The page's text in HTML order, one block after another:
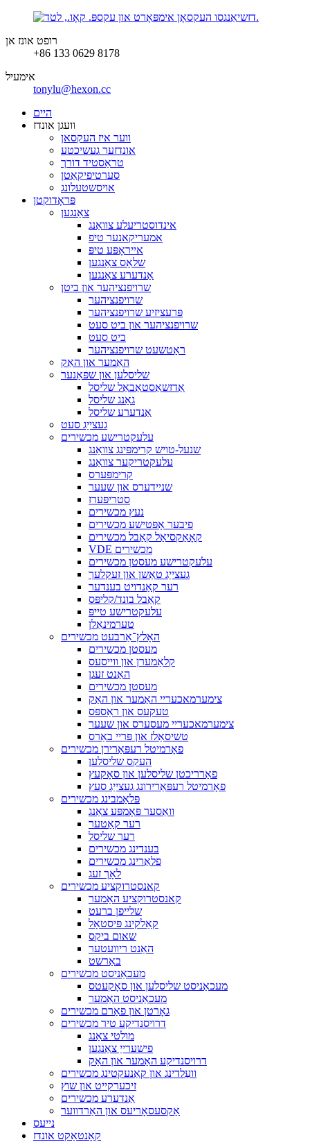
רופט אונז אן
+86 133 0629 8178
אימעיל
tonylu@hexon.cc
היים
וועגן אונדז
ווער איז העקסאן
אונדזער געשיכטע
טראַסטיד דורך
סערטיפיקאַטן
אויסשטעלונג
פּראָדוקטן
צאַנגען
אינדוסטריעלע צוואַנג
אמעריקאנער טיפ
אייראָפּע טיפּ
שלאָס צאַנגען
אַנדערע צאַנגען
שרויפנציהער און ביטן
שרויפנציהער
פּרעציזיע שרויפנציהער
שרויפנציהער און ביט סעט
ביט סעט
ראַטשעט שרויפנציהער
האַמער און האַק
שליסלען און שפּאַנער
אַדזשאַסטאַבאַל שליסל
גאַנג שליסל
אַנדערע שליסל
געצייַג סעט
עלעקטרישע מכשירים
שנעל-טויש קרימפּינג צוואַנג
עלעקטריקער צוואַנג
קרימפּערס
שניידערס און שעער
סטריפּערז
נעץ מכשירים
פיבער אָפּטישע מכשירים
קאָאַקסיאַל קאַבל מכשירים
VDE מכשירים
עלעקטרישע מעסטן מכשירים
געצייַג טאַשן און זעקלעך
רער קאַנדויט בענדער
קאַבל בונד/קליפּס
עלעקטרישע טייפּ
טערמינאַלן
האָלץ־אַרבעט מכשירים
מעסטן מכשירים
קלאַמערן און ווייסעס
האַנט זעגן
מעסטן מכשירים
צימערמאכעריי האַמער און האַק
טעקעס און ראַספּס
צימערמאכעריי מעסערס און שעער
טשיסאַלז און פּריי באַרס
פאָרמיטל רעפּאַרירן מכשירים
העקס שליסלען
פאַרריכטן שליסלען און סאָקעץ
פאָרמיטל רעפּאַרירונג געצייַג סעץ
פּלאַמבינג מכשירים
וואַסער פּאָמפּע צאַנג
רער קאַטער
רער שליסל
בענדינג מכשירים
פלאַרינג מכשירים
לאָך זעג
קאנסטרוקציע מכשירים
קאנסטרוקציע האַמער
שלייפן ברעט
קאַלקינג פּיסטאָל
שאום ביקס
האַנט ריוועטער
באַרשט
מעכאַניסט מכשירים
מעכאַניסט שליסלען און סאָקעטס
מעכאַניסט האַמער
גאָרטן און פאַרם מכשירים
דרויסנדיקע טיר מכשירים
מולטי צאַנג
פישערייַ צאַנגען
דרויסנדיקע האַמער און האַק
וועַלדינג און קאַנעקטינג מכשירים
זיכערקייט און שוץ
אַנדערע מכשירים
אַקסעסאָריעס און האַרדווער
נייעס
קאָנטאַקט אונדז